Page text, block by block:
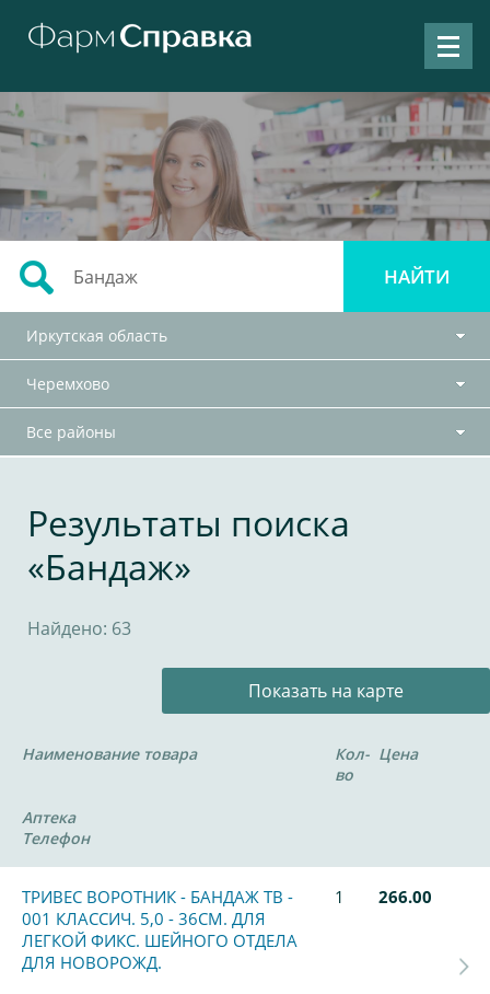
Иркутская область
Черемхово
Все районы
Результаты поиска
«Бандаж»
Найдено: 63
Показать на карте
Наименование товара
Кол-
во
Цена
Аптека
Телефон
ТРИВЕС ВОРОТНИК - БАНДАЖ ТВ -
001 КЛАССИЧ. 5,0 - 36СМ. ДЛЯ
ЛЕГКОЙ ФИКС. ШЕЙНОГО ОТДЕЛА
ДЛЯ НОВОРОЖД.
1 266.00